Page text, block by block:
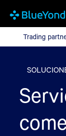
Trading partner
Trading